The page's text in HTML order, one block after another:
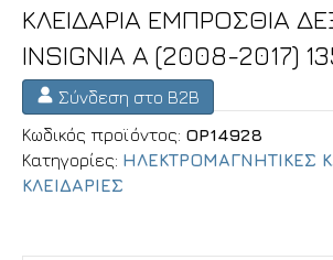
ΚΛΕΙΔΑΡΙΑ ΕΜΠΡΟΣΘΙΑ
INSIGNIA A (2008-2017)
Σύνδεση στο B2B
Κωδικός προϊόντος: OP14928
Κατηγορίες: ΗΛΕΚΤΡΟΜΑΓΝΗΤΙΚΕΣ
ΚΛΕΙΔΑΡΙΕΣ